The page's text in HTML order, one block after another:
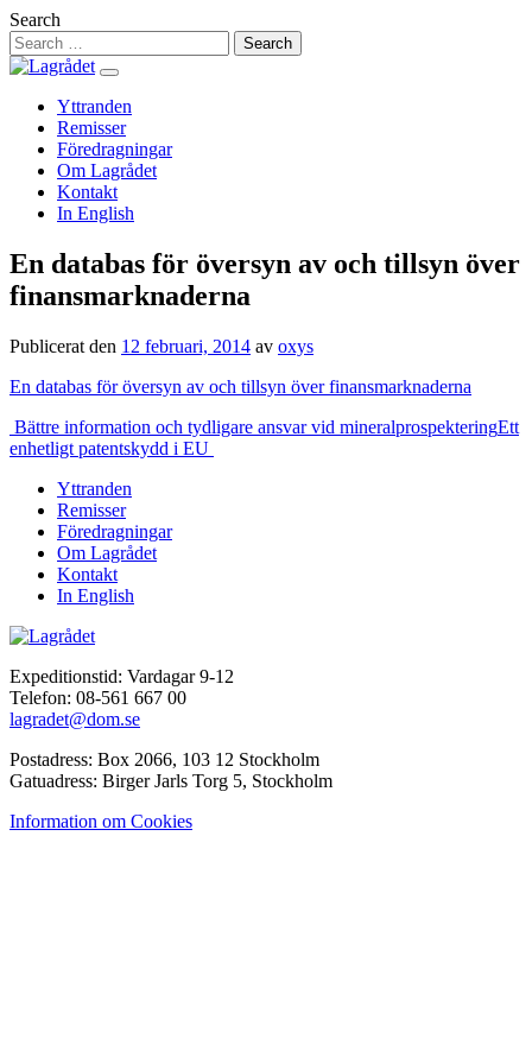
Hoppa
till
innehåll
Search
Yttranden
Remisser
Föredragningar
Om Lagrådet
Kontakt
In English
En databas för översyn av och tillsyn över
finansmarknaderna
Publicerat den 12 februari, 2014 av oxys
En databas för översyn av och tillsyn över finansmarknaderna
Inläggsnavigering
Bättre information och tydligare ansvar vid mineralprospekteringEtt
enhetligt patentskydd i EU
Yttranden
Remisser
Föredragningar
Om Lagrådet
Kontakt
In English
Expeditionstid: Vardagar 9-12
Telefon: 08-561 667 00
lagradet@dom.se
Postadress: Box 2066, 103 12 Stockholm
Gatuadress: Birger Jarls Torg 5, Stockholm
Information om Cookies